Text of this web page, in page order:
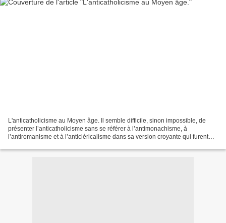
L'anticatholicisme au Moyen âge. Il semble difficile, sinon impossible, de
présenter l’anticatholicisme sans se référer à l’antimonachisme, à
l’antiromanisme et à l’anticléricalisme dans sa version croyante qui furent